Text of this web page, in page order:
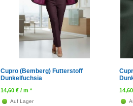
Cupro (Bemberg) Futterstoff
Dunkelfuchsia
14,60 € / m *
Auf Lager
14,60